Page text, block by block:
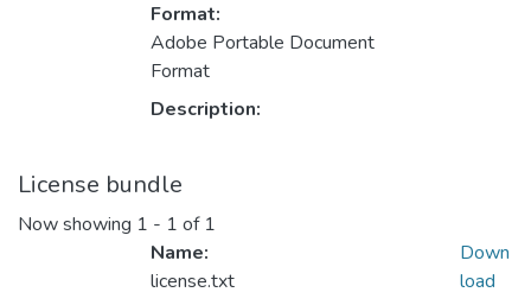
Format:
Adobe Portable Document
Format
Description:
License bundle
Now showing 1 - 1 of 1
Name:
license.txt
Down
load